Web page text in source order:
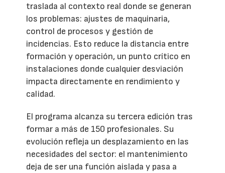
traslada al contexto real donde se generan
los problemas: ajustes de maquinaria,
control de procesos y gestión de
incidencias. Esto reduce la distancia entre
formación y operación, un punto crítico en
instalaciones donde cualquier desviación
impacta directamente en rendimiento y
calidad.
El programa alcanza su tercera edición tras
formar a más de 150 profesionales. Su
evolución refleja un desplazamiento en las
necesidades del sector: el mantenimiento
deja de ser una función aislada y pasa a